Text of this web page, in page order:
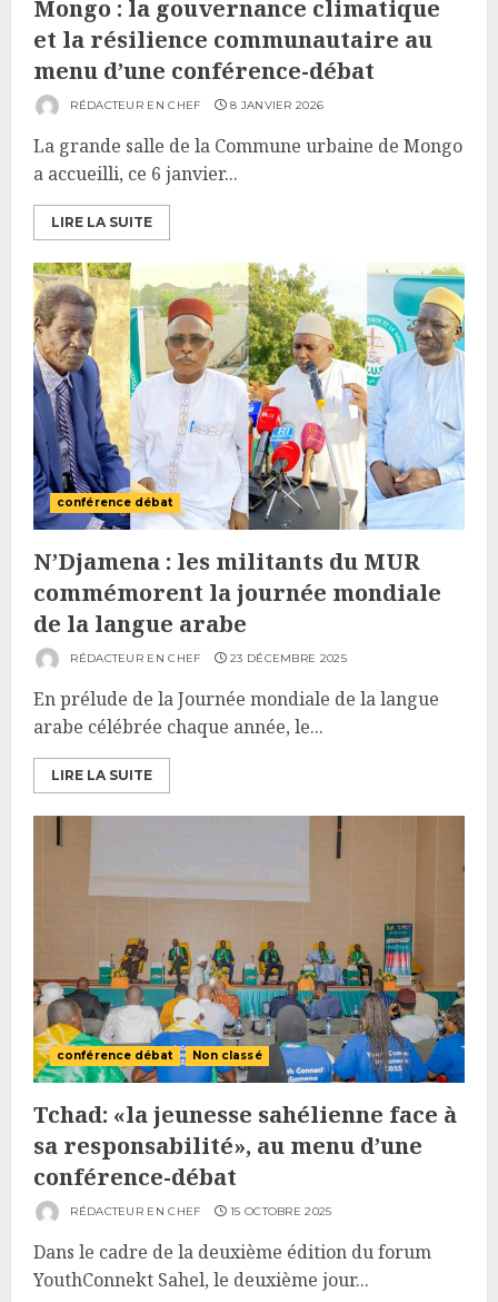
Mongo : la gouvernance climatique
et la résilience communautaire au
menu d’une conférence-débat
RÉDACTEUR EN CHEF 8 JANVIER 2026
La grande salle de la Commune urbaine de Mongo
a accueilli, ce 6 janvier...
LIRE LA SUITE
conférence débat
N’Djamena : les militants du MUR
commémorent la journée mondiale
de la langue arabe
RÉDACTEUR EN CHEF 23 DÉCEMBRE 2025
En prélude de la Journée mondiale de la langue
arabe célébrée chaque année, le...
LIRE LA SUITE
conférence débat Non classé
Tchad: «la jeunesse sahélienne face à
sa responsabilité», au menu d’une
conférence-débat
RÉDACTEUR EN CHEF 15 OCTOBRE 2025
Dans le cadre de la deuxième édition du forum
YouthConnekt Sahel, le deuxième jour...